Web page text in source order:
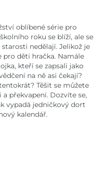
oblíbené série pro
roku se blíží, ale se
nedělají. Jelikož je
pro děti hračka. Namále
kteří se zapsali jako
na ně asi čekají?
Těšit se můžete
překvapení. Dozvíte se,
vypadá jedničkový dort
kalendář.